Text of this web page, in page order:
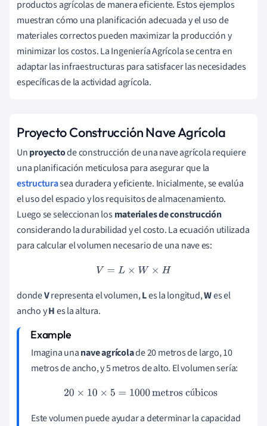
productos agrícolas de manera eficiente. Estos ejemplos
muestran cómo una planificación adecuada y el uso de
materiales correctos pueden maximizar la producción y
minimizar los costos. La Ingeniería Agrícola se centra en
adaptar las infraestructuras para satisfacer las necesidades
específicas de la actividad agrícola.
Proyecto Construcción Nave Agrícola
Unproyectode construcción de una nave agrícola requiere
una planificación meticulosa para asegurar que la
estructurasea duradera y eficiente. Inicialmente, se evalúa
el uso del espacio y los requisitos de almacenamiento.
Luego se seleccionan losmateriales de construcción
considerando la durabilidad y el costo. La ecuación utilizada
para calcular el volumen necesario de una nave es:
V=L×W×H
dondeVrepresenta el volumen,Les la longitud,Wes el
ancho yHes la altura.
Imagina unanave agrícolade 20 metros de largo, 10
metros de ancho, y 5 metros de alto. El volumen sería:
ú
20×10×5 =1000metros cúbicos
Este volumen puede ayudar a determinar la capacidad